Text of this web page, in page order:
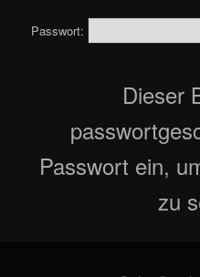
Passwort:
Dieser
Passwort ein,
zu